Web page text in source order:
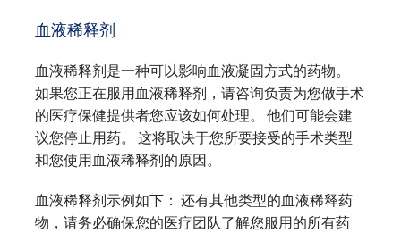
血液稀释剂
血液稀释剂是一种可以影响血液凝固方式的药物。
如果您正在服用血液稀释剂，请咨询负责为您做手术
的医疗保健提供者您应该如何处理。 他们可能会建
议您停止用药。 这将取决于您所要接受的手术类型
和您使用血液稀释剂的原因。
血液稀释剂示例如下： 还有其他类型的血液稀释药
物，请务必确保您的医疗团队了解您服用的所有药